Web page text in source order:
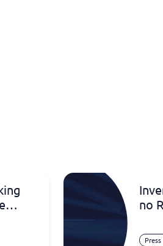
no